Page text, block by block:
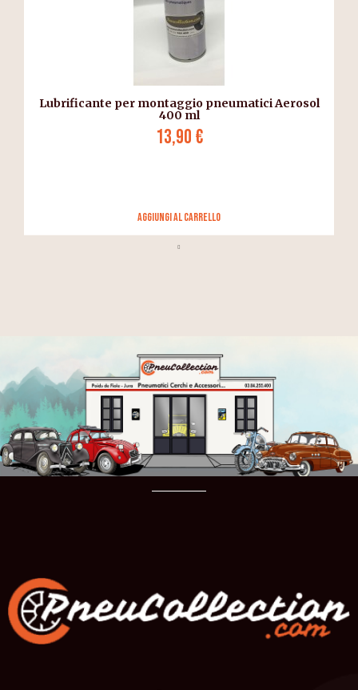
Lubrificante per montaggio pneumatici Aerosol
400 ml
13,90 €
Aggiungi al carrello